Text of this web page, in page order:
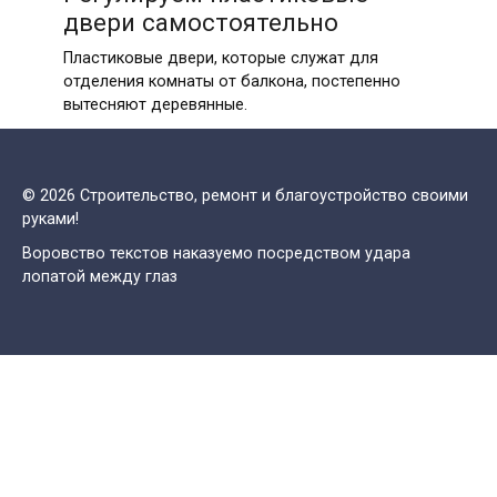
двери самостоятельно
Пластиковые двери, которые служат для
отделения комнаты от балкона, постепенно
вытесняют деревянные.
© 2026 Строительство, ремонт и благоустройство своими
руками!
Воровство текстов наказуемо посредством удара
лопатой между глаз